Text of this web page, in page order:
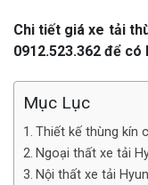
Chi tiết giá xe tải
0912.523.362 để
Mục Lục
Thiết kế thùng kín
Ngoại thất xe tải
Nội thất xe tải